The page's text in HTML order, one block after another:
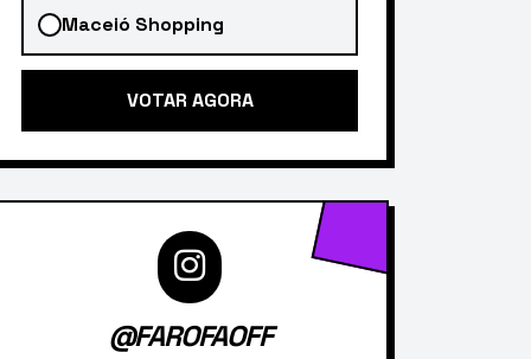
Maceió Shopping
VOTAR AGORA
@FAROFAOFF